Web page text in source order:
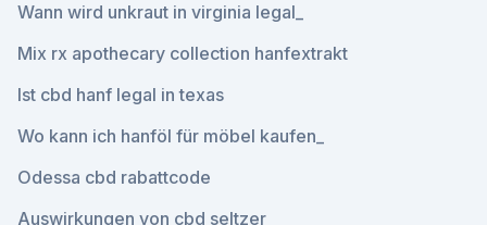
Wann wird unkraut in virginia legal_
Mix rx apothecary collection hanfextrakt
Ist cbd hanf legal in texas
Wo kann ich hanföl für möbel kaufen_
Odessa cbd rabattcode
Auswirkungen von cbd seltzer